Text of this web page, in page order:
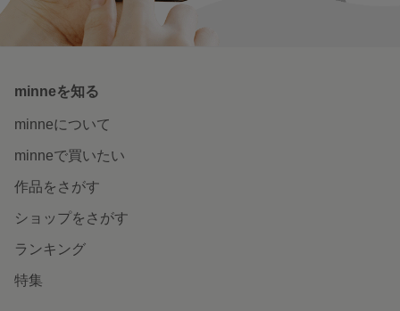
minneを知る
minneについて
minneで買いたい
作品をさがす
ショップをさがす
ランキング
特集